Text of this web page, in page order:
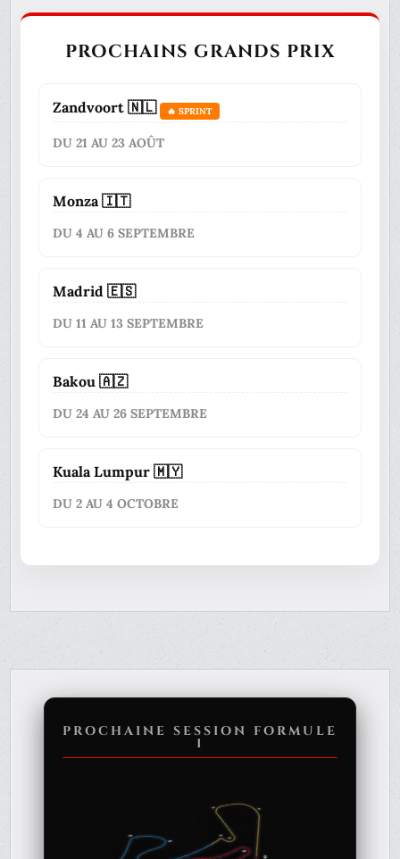
PROCHAINS GRANDS PRIX
Zandvoort 🇳🇱 🔥 SPRINT
DU 21 AU 23 AOÛT
Monza 🇮🇹
DU 4 AU 6 SEPTEMBRE
Madrid 🇪🇸
DU 11 AU 13 SEPTEMBRE
Bakou 🇦🇿
DU 24 AU 26 SEPTEMBRE
Kuala Lumpur 🇲🇾
DU 2 AU 4 OCTOBRE
PROCHAINE SESSION FORMULE
1